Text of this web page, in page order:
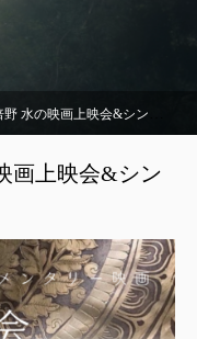
画上映会&シンギングボウル音浴会
画上映会&シン